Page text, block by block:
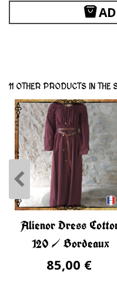
11 OTHER PRODUCTS IN THE
Alienor Dress
120 / Bordeaux
85,00 €